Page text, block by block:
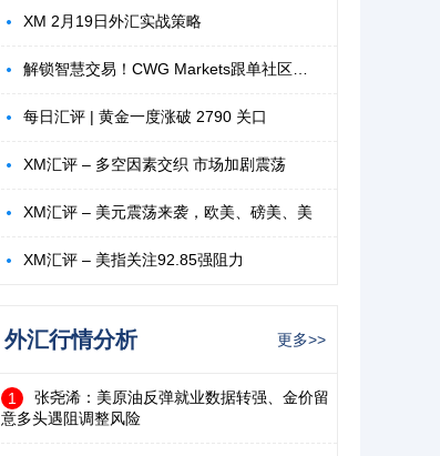
XM 2月19日外汇实战策略
每日汇评 | 黄金一度涨破 2790 关口
XM汇评 – 多空因素交织 市场加剧震荡
XM汇评 – 美元震荡来袭，欧美、磅美、美
XM汇评 – 美指关注92.85强阻力
外汇行情分析 更多>>
1
张尧浠：美原油反弹就业数据转强、金价留
意多头遇阻调整风险